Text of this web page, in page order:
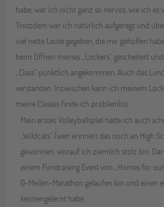
habe, war ich nicht ganz so nervös, wie ich es
Trotzdem war ich natürlich aufgeregt und
viel nette Leute gegeben, die mir geholfen
beim Öffnen meines „Lockers“ gescheitert
„Class“ pünktlich angekommen. Auch das
verstanden. Inzwischen kann ich meinem
meine Classes finde ich problemlos.
Mein erstes Volleyballspiel hatte ich auch
„Wildcats“ (wen erinnert das noch an High
gewonnen, worauf ich ziemlich stolz bin.
einem Fundraising Event von „Homes for
0-Meilen-Marathon gelaufen bin und einen
kennengelernt habe.